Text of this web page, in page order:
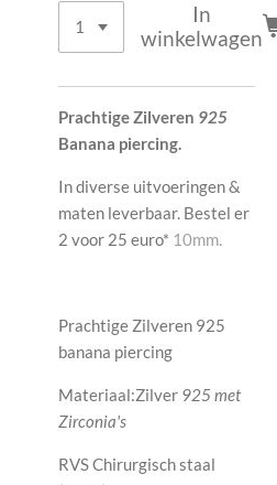
In
winkelwagen
Prachtige Zilveren 925
Banana piercing.
In diverse uitvoeringen &
maten leverbaar. Bestel er
2 voor 25 euro* 10mm.
Prachtige Zilveren 925
banana piercing
Materiaal:Zilver 925 met
Zirconia's
RVS Chirurgisch staal